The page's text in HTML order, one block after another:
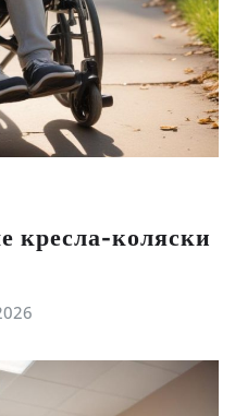
кресла-коляски